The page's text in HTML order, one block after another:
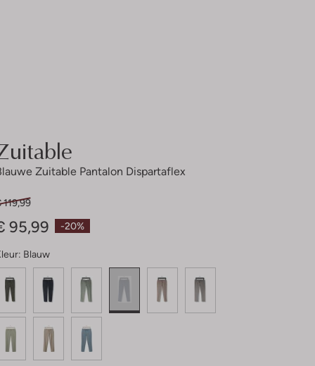
Zuitable Pantalon Dispartaflex
-20%
119,99
95,99
Blauw